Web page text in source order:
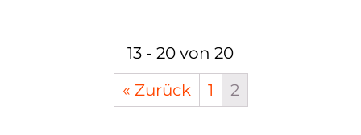
13 - 20 von 20
« Zurück
1 2